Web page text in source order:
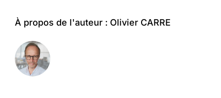
À propos de l'auteur : Olivier CARRE